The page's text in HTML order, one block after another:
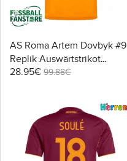
AS Roma Artem Dovbyk #9
Replik Auswärtstrikot
2025-26 Kurzarm
28.95€ 99.88€